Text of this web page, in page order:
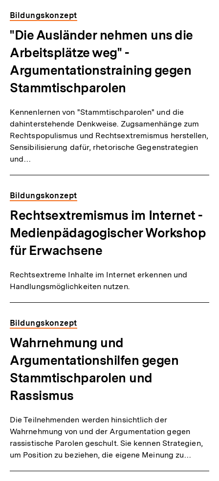
Bildungskonzept
"Die Ausländer nehmen uns die
Arbeitsplätze weg" -
Argumentationstraining gegen
Stammtischparolen
Kennenlernen von "Stammtischparolen" und die
dahinterstehende Denkweise. Zugsamenhänge zum
Rechtspopulismus und Rechtsextremismus herstellen,
Sensibilisierung dafür, rhetorische Gegenstrategien
und…
Bildungskonzept
Rechtsextremismus im Internet -
Medienpädagogischer Workshop
für Erwachsene
Rechtsextreme Inhalte im Internet erkennen und
Handlungsmöglichkeiten nutzen.
Bildungskonzept
Wahrnehmung und
Argumentationshilfen gegen
Stammtischparolen und
Rassismus
Die Teilnehmenden werden hinsichtlich der
Wahrnehmung von und der Argumentation gegen
rassistische Parolen geschult. Sie kennen Strategien,
um Position zu beziehen, die eigene Meinung zu…